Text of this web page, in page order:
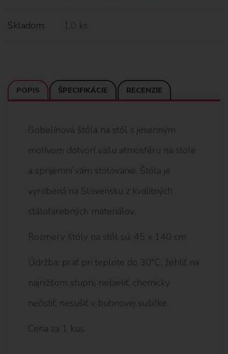
Skladom: 1.0 ks
POPIS ŠPECIFIKÁCIE RECENZIE
Gobelínová štóla na stôl s jesenným
motívom dotvorí vašu atmosféru na stole
a spríjemní vám stolovanie. Štóla je
vyrobená na Slovensku z kvalitných
stálofarebných materiálov.
Rozmery štóly na stôl sú: 45 x 140 cm
Údržba: prať pri teplote do 30°C, žehliť na
najnižšom stupni, nebieliť, chemicky
nečistiť, nesušiť v bubnovej sušičke.
Cena za 1 kus.